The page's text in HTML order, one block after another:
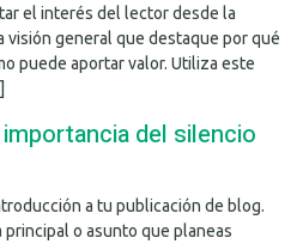
el interés del lector desde la
visión general que destaque por qué
puede aportar valor. Utiliza este
del silencio
a tu publicación de blog.
o asunto que planeas